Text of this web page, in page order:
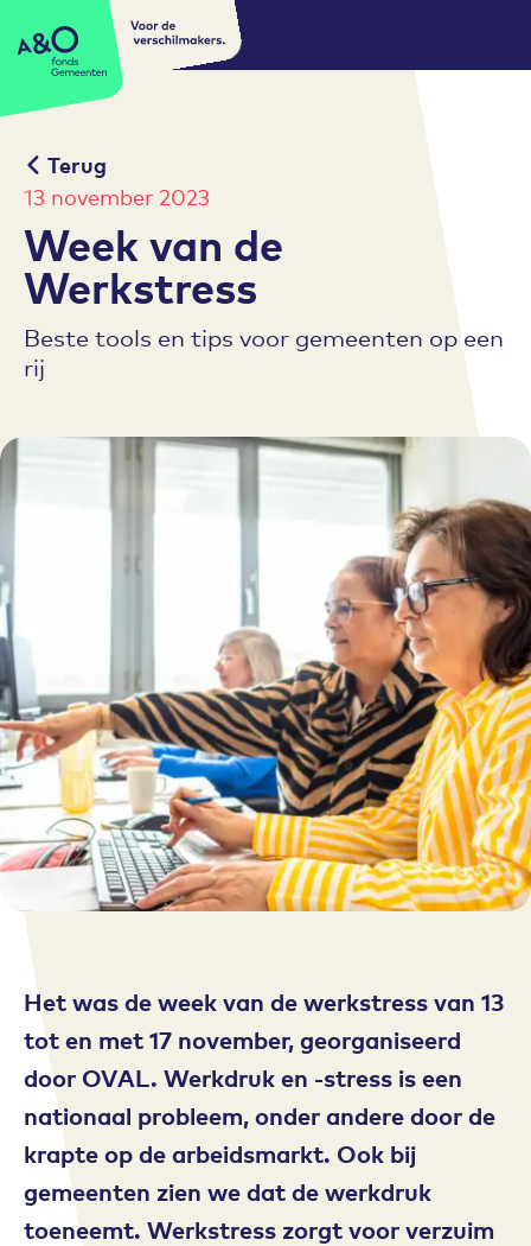
A&O fonds Gemeenten
Voor de
verschilmakers.
Terug
13 november 2023
Week van de
Werkstress
Beste tools en tips voor gemeenten op een
rij
Het was de week van de werkstress van 13
tot en met 17 november, georganiseerd
door OVAL. Werkdruk en -stress is een
nationaal probleem, onder andere door de
krapte op de arbeidsmarkt. Ook bij
gemeenten zien we dat de werkdruk
toeneemt. Werkstress zorgt voor verzuim